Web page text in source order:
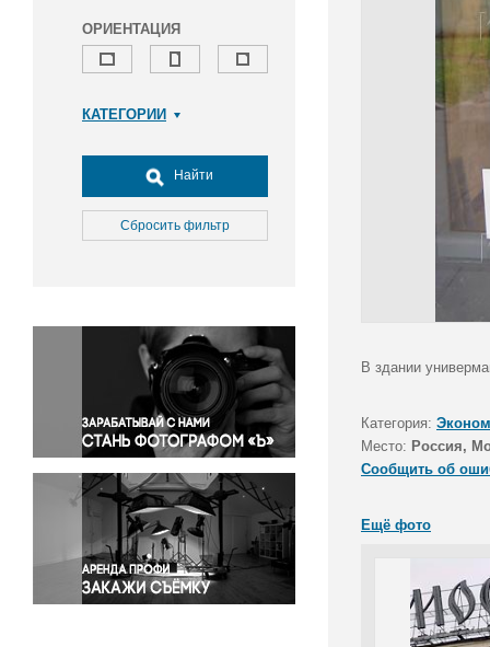
ОРИЕНТАЦИЯ
КАТЕГОРИИ
Досуг, туризм и отдых
Культура
Медицина
Окружающая среда
Политика
Правосудие
Происшествия и конфликты
Религия
Светская жизнь
Спорт
Экология
Экономика и бизнес
Найти
Сбросить фильтр
В здании
Категория:
Место: Россия,
Сообщить об
Ещё фото